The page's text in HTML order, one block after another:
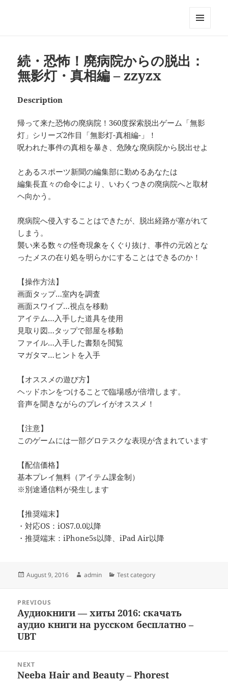
続・恐怖！廃病院からの脱出：
無影灯・真相編 – zzyzx
Description
帰って来た恐怖の廃病院！360度探索脱出ゲーム「無影
灯」シリーズ2作目「無影灯-真相編-」！
呪われた事件の真相を暴き、危険な廃病院から脱出せよ
とあるスポーツ新聞の編集部に勤めるあなたは
編集長直々の命令により、いわくつきの廃病院へと取材
ヘ向かう。
廃病院へ侵入することはできたが、脱出経路が塞がれて
しまう。
襲い来る数々の怪奇現象をくぐり抜け、事件の元凶とな
ったメスの在り処を明らかにすることはできるのか！
【操作方法】
画面タップ…室内を調査
画面スワイプ…視点を移動
アイテム…入手した道具を使用
見取り図…タップで部屋を移動
ファイル…入手した書類を閲覧
マガタマ…ヒントを入手
【オススメの遊び方】
ヘッドホンをつけることで臨場感が倍増します。
音声を聞きながらのプレイがオススメ！
【注意】
このゲームには一部グロテスクな表現が含まれています
【配信価格】
基本プレイ無料（アイテム課金制）
※別途通信料が発生します
【推奨端末】
・対応OS：iOS7.0.0以降
・推奨端末：iPhone5s以降、iPad Air以降
Posted
August 9, 2016 Author
admin Categories
Test category
navigation
PREVIOUS
Previous
post:
Аудиокниги — хиты 2016: скачать
аудио книги на русском бесплатно –
UBT
NEXT
Next
Neeba Hair and Beauty – Phorest